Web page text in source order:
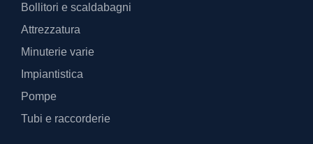
Bollitori e scaldabagni
Attrezzatura
Minuterie varie
Impiantistica
Pompe
Tubi e raccorderie